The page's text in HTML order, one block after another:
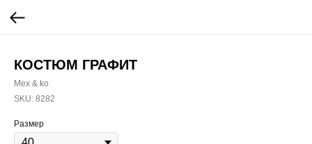
КОСТЮМ ГРАФИТ
Mex & ko
SKU: 8282
Размер